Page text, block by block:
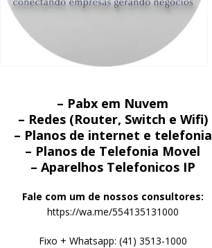
– Pabx em Nuvem
– Redes (Router, Switch e Wifi)
– Planos de internet e telefonia
– Planos de Telefonia Movel
– Aparelhos Telefonicos IP
Fale com um de nossos consultores:
https://wa.me/554135131000
Fixo + Whatsapp: (41) 3513-1000